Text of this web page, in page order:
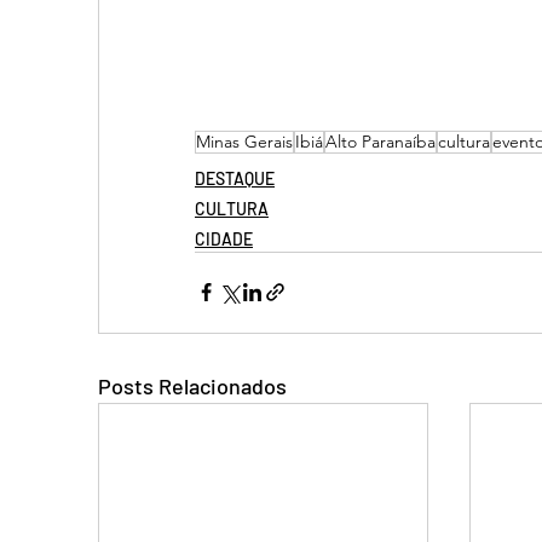
Minas GeraisIbiáAlto Paranaíbacultura
DESTAQUE
CULTURA
CIDADE
Posts Relacionados